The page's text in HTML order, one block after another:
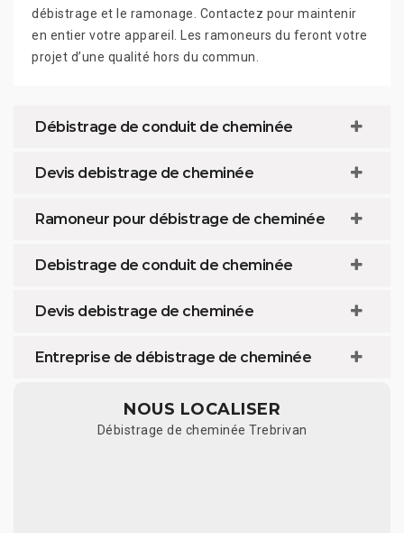
débistrage et le ramonage. Contactez pour maintenir
en entier votre appareil. Les ramoneurs du feront votre
projet d’une qualité hors du commun.
Débistrage de conduit de cheminée
Devis debistrage de cheminée
Ramoneur pour débistrage de cheminée
Debistrage de conduit de cheminée
Devis debistrage de cheminée
Entreprise de débistrage de cheminée
NOUS LOCALISER
Débistrage de cheminée Trebrivan